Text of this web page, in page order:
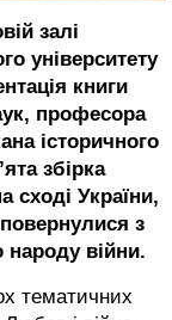
залі
університету
книги
професора
історичного
збірка
сході України,
з
народу війни.
тематичних